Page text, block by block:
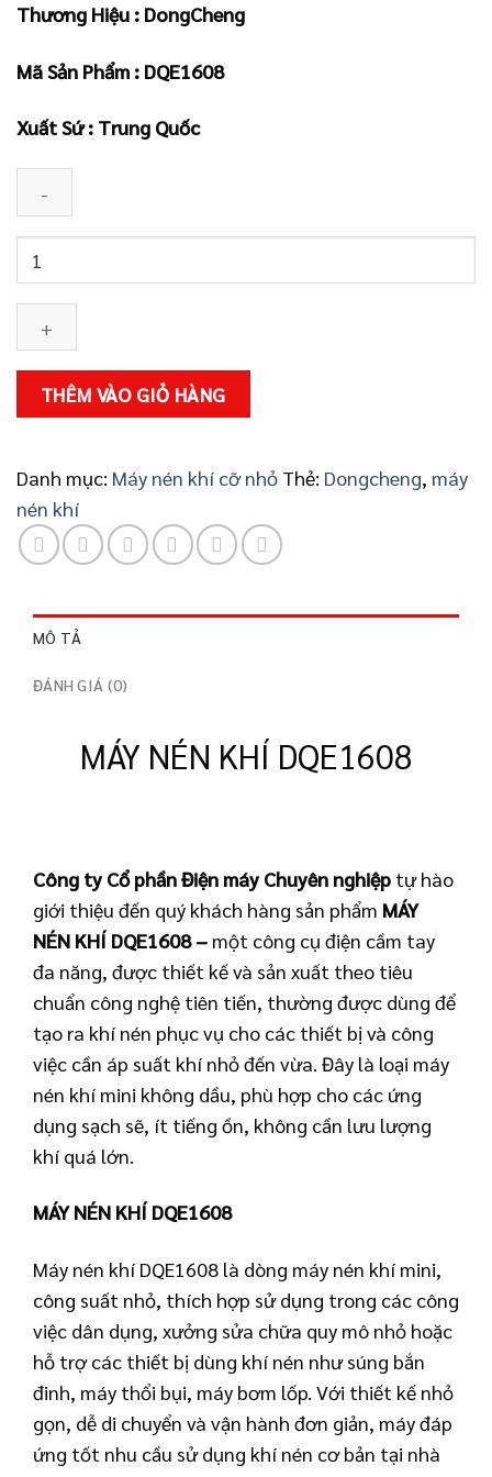
là:
tại
2.430.000 ₫.
Thương Hiệu : DongCheng
Mã Sản Phẩm : DQE1608
Xuất Sứ : Trung Quốc
nén
khí
DQE1608
số
lượng
THÊM VÀO GIỎ HÀNG
Danh mục: Máy nén khí cỡ nhỏ Thẻ: Dongcheng, máy
nén khí
MÔ TẢ
ĐÁNH GIÁ (0)
MÁY NÉN KHÍ DQE1608
Công ty Cổ phần Điện máy Chuyên nghiệp tự hào
giới thiệu đến quý khách hàng sản phẩm MÁY
NÉN KHÍ DQE1608– một công cụ điện cầm tay
đa năng, được thiết kế và sản xuất theo tiêu
chuẩn công nghệ tiên tiến, thường được dùng để
tạo ra khí nén phục vụ cho các thiết bị và công
việc cần áp suất khí nhỏ đến vừa. Đây là loại máy
nén khí mini không dầu, phù hợp cho các ứng
dụng sạch sẽ, ít tiếng ồn, không cần lưu lượng
khí quá lớn.
MÁY NÉN KHÍ DQE1608
Máy nén khí DQE1608 là dòng máy nén khí mini,
công suất nhỏ, thích hợp sử dụng trong các công
việc dân dụng, xưởng sửa chữa quy mô nhỏ hoặc
hỗ trợ các thiết bị dùng khí nén như súng bắn
đinh, máy thổi bụi, máy bơm lốp. Với thiết kế nhỏ
gọn, dễ di chuyển và vận hành đơn giản, máy đáp
ứng tốt nhu cầu sử dụng khí nén cơ bản tại nhà